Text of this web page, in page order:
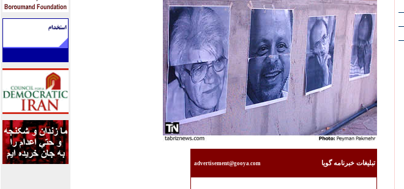
تبليغات خبرنامه گويا advertisement@gooya.com